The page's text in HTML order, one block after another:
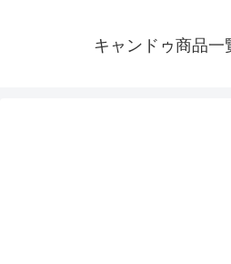
キャンドゥ商品一